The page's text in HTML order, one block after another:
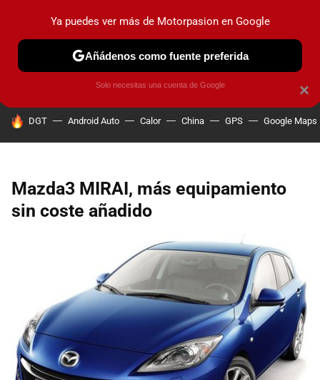
PRUEBAS COCHES ELÉCTRICOS OBSERVATORIO
HOY SE HABLA DE
DGT Android Auto Calor China GPS Google Maps
Mazda3 MIRAI, más equipamiento
sin coste añadido
×
Ya puedes ver más de Motorpasion en Google
Añádenos como fuente preferida
Solo necesitas una cuenta de Google